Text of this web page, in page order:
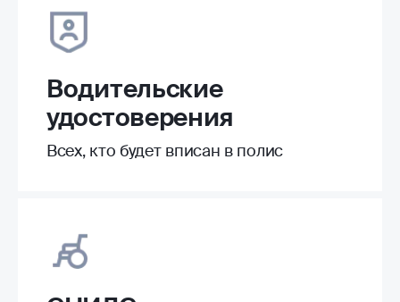
Водительские
удостоверения
Всех, кто будет вписан в полис